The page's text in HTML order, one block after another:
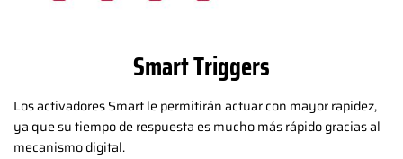
Smart Triggers
Los activadores Smart le permitirán actuar con mayor rapidez,
ya que su tiempo de respuesta es mucho más rápido gracias al
mecanismo digital.